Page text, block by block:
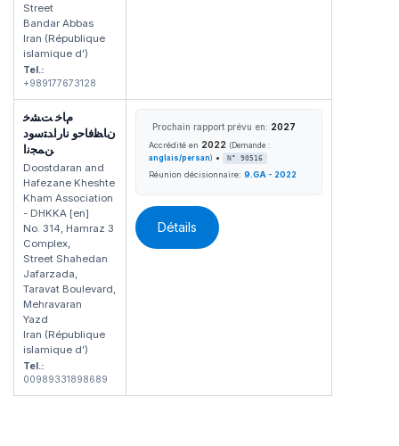
Street
Bandar Abbas
Iran (République
islamique d’)
Tel.:
+989177673128
مﺎﺧ ﺖﺸﺧ
نﺎﻈﻓﺎﺣو ناراﺪﺘﺳود
ﻦﻤﺠﻧا
Doostdaran and
Hafezane Kheshte
Kham Association
- DHKKA [en]
No. 314, Hamraz 3
Complex,
Street Shahedan
Jafarzada,
Taravat Boulevard,
Mehravaran
Yazd
Iran (République
islamique d’)
Tel.:
00989331898689
Prochain rapport prévu en: 2027
Accrédité en 2022 (Demande :
anglais/persan) • N° 90516
Réunion décisionnaire: 9.GA - 2022
Détails